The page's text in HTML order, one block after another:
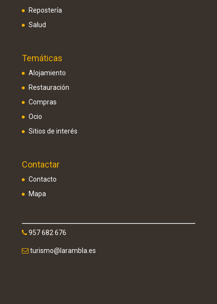
Repostería
Salud
Temáticas
Alojamiento
Restauración
Compras
Ocio
Sitios de interés
Contactar
Contacto
Mapa
957 682 676
turismo@larambla.es